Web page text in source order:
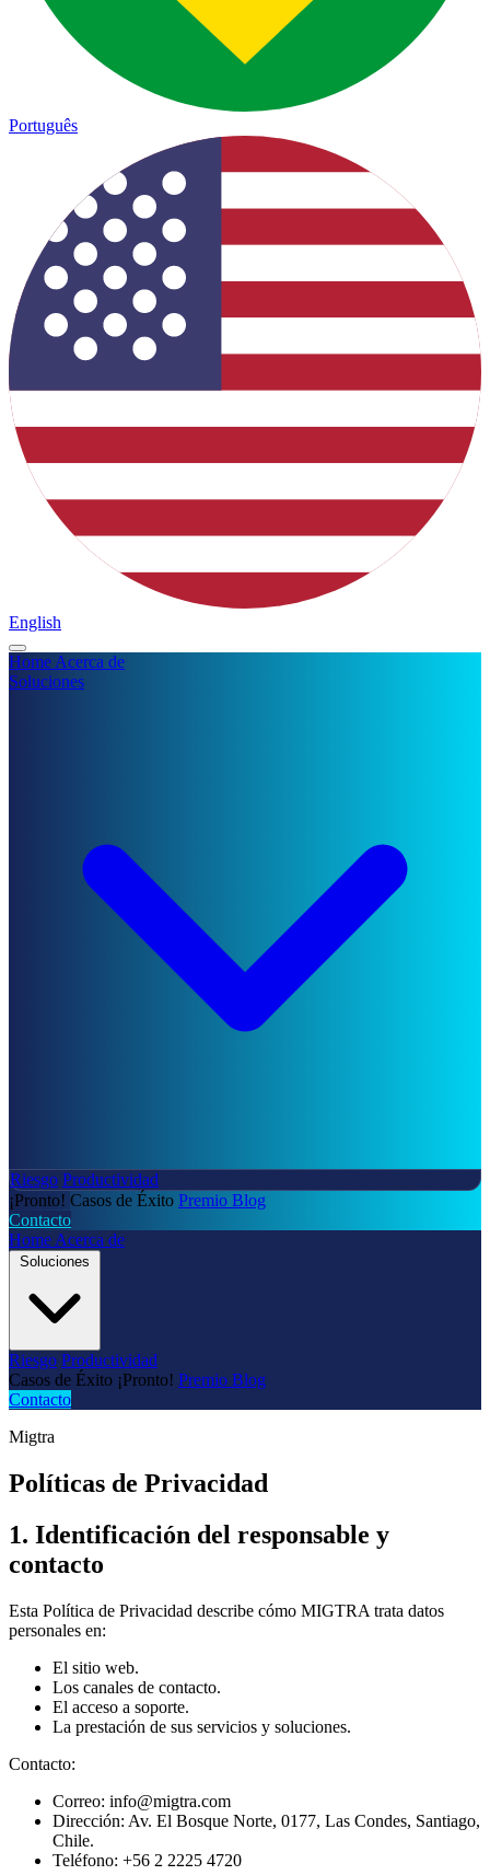
Português
English
Home Acerca de
Soluciones
Riesgo Productividad
¡Pronto! Casos de Éxito Premio Blog
Contacto
Home Acerca de
Soluciones
Riesgo Productividad
Casos de Éxito ¡Pronto! Premio Blog
Contacto
Migtra
Políticas de Privacidad
1. Identificación del responsable y
contacto
Esta Política de Privacidad describe cómo MIGTRA trata datos
personales en:
El sitio web.
Los canales de contacto.
El acceso a soporte.
La prestación de sus servicios y soluciones.
Contacto:
Correo: info@migtra.com
Dirección: Av. El Bosque Norte, 0177, Las Condes, Santiago,
Chile.
Teléfono: +56 2 2225 4720